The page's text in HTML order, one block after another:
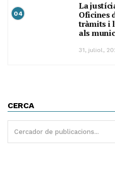
04
La
Oficines
tràmits i
als
31, juliol,
CERCA